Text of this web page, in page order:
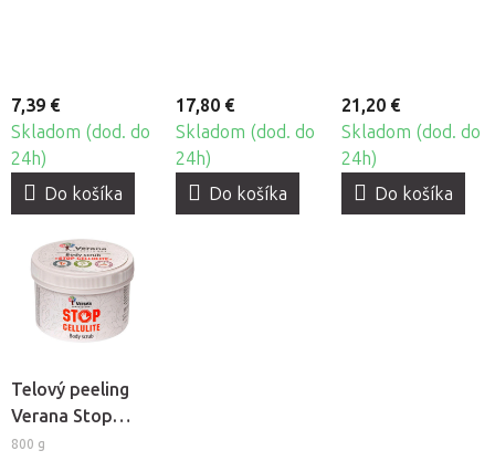
7,39 €
Skladom (dod. do
24h)
Do košíka
17,80 €
Skladom (dod. do
24h)
Do košíka
21,20 €
Skladom (dod. do
24h)
Do košíka
Telový peeling
Verana Stop
Celulitíde
800 g